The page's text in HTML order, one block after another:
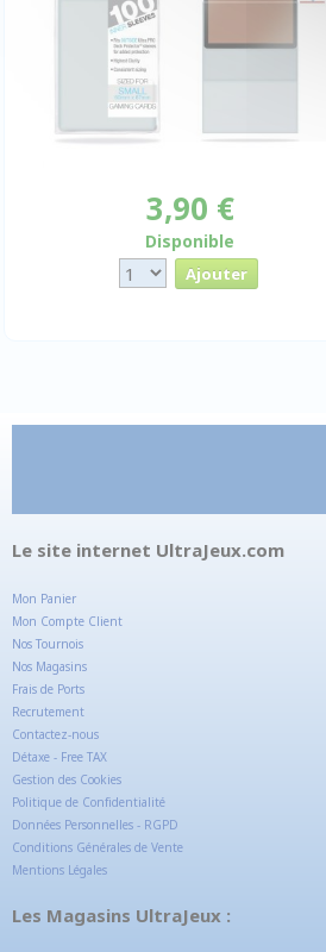
3,90 €
Disponible
Le site internet UltraJeux.com
Mon Panier
Mon Compte Client
Nos Tournois
Nos Magasins
Frais de Ports
Recrutement
Contactez-nous
Détaxe - Free TAX
Gestion des Cookies
Politique de Confidentialité
Données Personnelles - RGPD
Conditions Générales de Vente
Mentions Légales
Les Magasins UltraJeux :